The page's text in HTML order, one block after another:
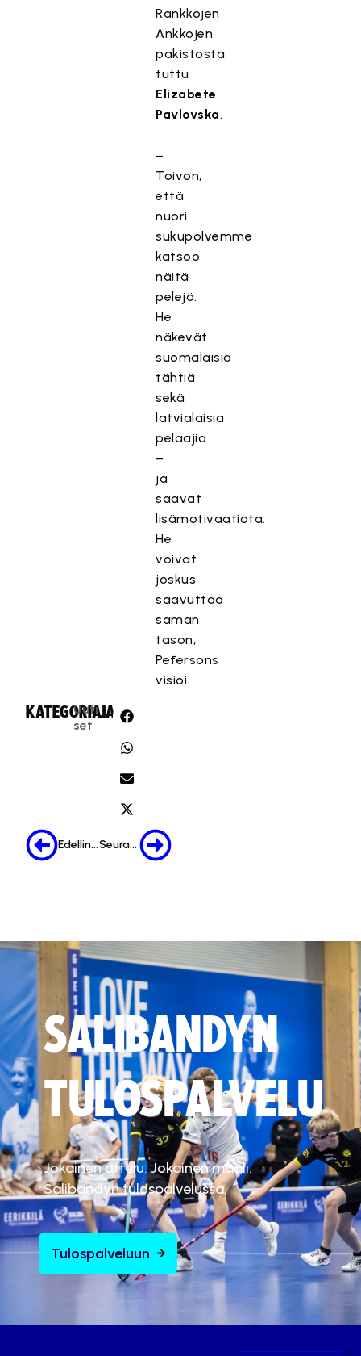
Rankkojen
Ankkojen
pakistosta
tuttu
Elizabete
Pavlovska.
–
Toivon,
että
nuori
sukupolvemme
katsoo
näitä
pelejä.
He
näkevät
suomalaisia
tähtiä
sekä
latvialaisia
pelaajia
–
ja
saavat
lisämotivaatiota.
He
voivat
joskus
saavuttaa
saman
tason,
Pētersons
visioi.
KATEGORIA:
Uuti
set
JAA:
Edellinen Seuraava
SALIBANDYN
TULOSPALVELU
Jokainen ottelu. Jokainen maali.
Salibandyn tulospalvelussa.
Tulospalveluun